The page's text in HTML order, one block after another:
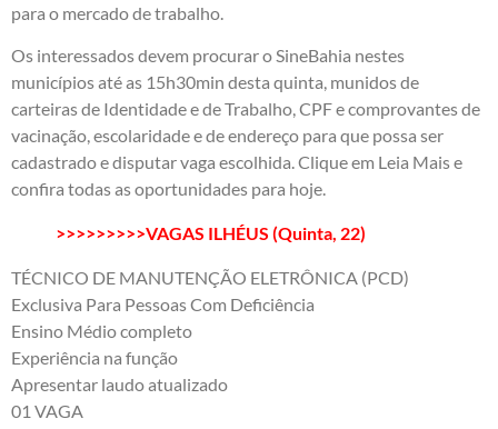
para o mercado de trabalho.
Os interessados devem procurar o SineBahia nestes
municípios até as 15h30min desta quinta, munidos de
carteiras de Identidade e de Trabalho, CPF e comprovantes de
vacinação, escolaridade e de endereço para que possa ser
cadastrado e disputar vaga escolhida. Clique em Leia Mais e
confira todas as oportunidades para hoje.
>>>>>>>>>VAGAS ILHÉUS (Quinta, 22)
TÉCNICO DE MANUTENÇÃO ELETRÔNICA (PCD)
Exclusiva Para Pessoas Com Deficiência
Ensino Médio completo
Experiência na função
Apresentar laudo atualizado
01 VAGA